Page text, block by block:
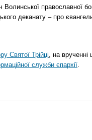
православної
деканату – про
Святої Трійці, на врученні
служби єпархії.